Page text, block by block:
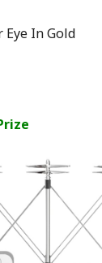
In Gold